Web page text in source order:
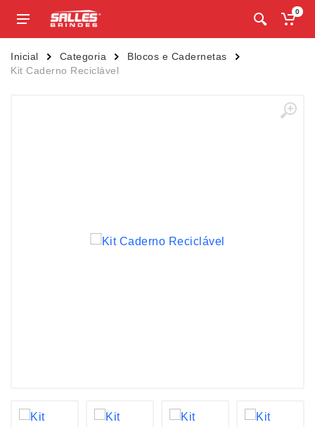
0
Inicial Categoria
Blocos e Cadernetas
Kit Caderno Reciclável